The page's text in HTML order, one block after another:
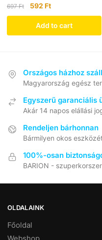
697Ft 592 Ft
Add to cart
Országos házhoz
Magyarország egész
Egyszerű garanciális
Akár 14 napos elállási
Rendeljen bárhonnan
Bármilyen okos
100%-osan
BARION -
OLDALAINK
Főoldal
Webshop